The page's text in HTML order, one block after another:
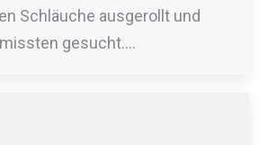
Schläuche ausgerollt und
gesucht.…